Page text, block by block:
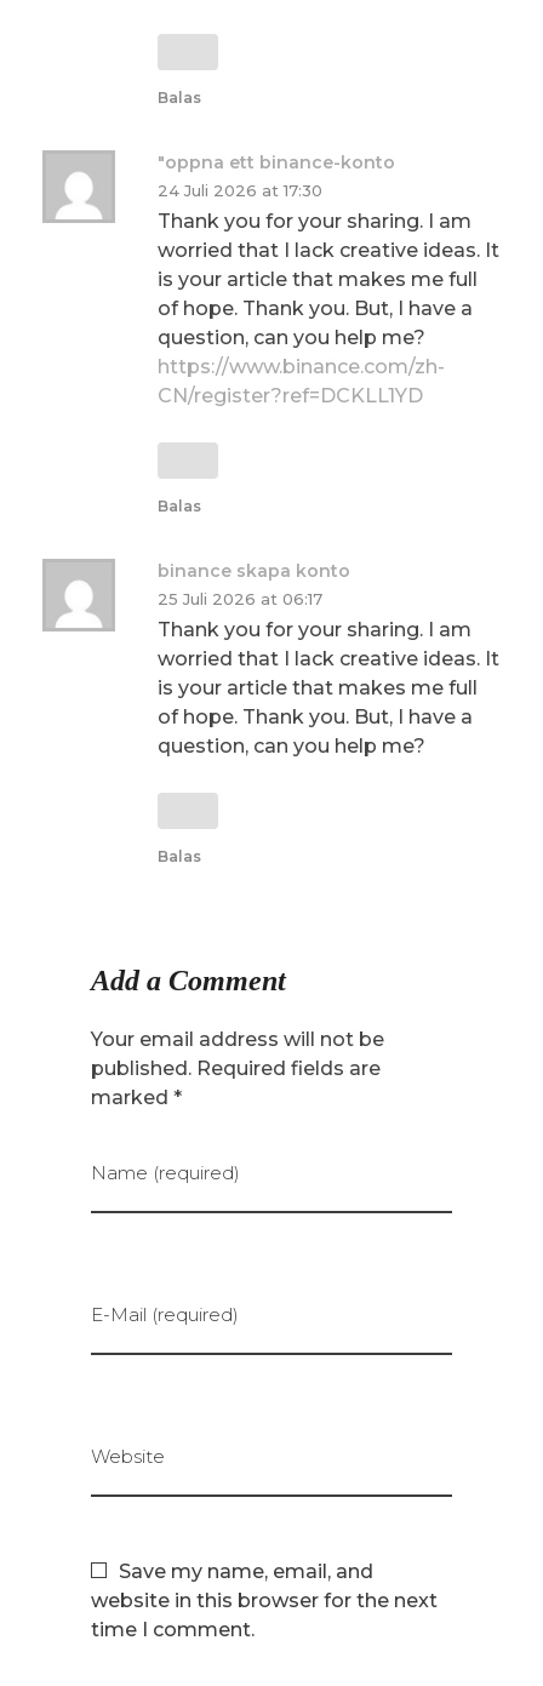
Balas
"oppna ett binance-konto
24 Juli 2026 at 17:30
Thank you for your sharing. I am
worried that I lack creative ideas. It
is your article that makes me full
of hope. Thank you. But, I have a
question, can you help me?
https://www.binance.com/zh-
CN/register?ref=DCKLL1YD
Balas
binance skapa konto
25 Juli 2026 at 06:17
Thank you for your sharing. I am
worried that I lack creative ideas. It
is your article that makes me full
of hope. Thank you. But, I have a
question, can you help me?
Balas
Add a Comment
Your email address will not be
published. Required fields are
marked *
Name (required)
E-Mail (required)
Website
Save my name, email, and
website in this browser for the next
time I comment.